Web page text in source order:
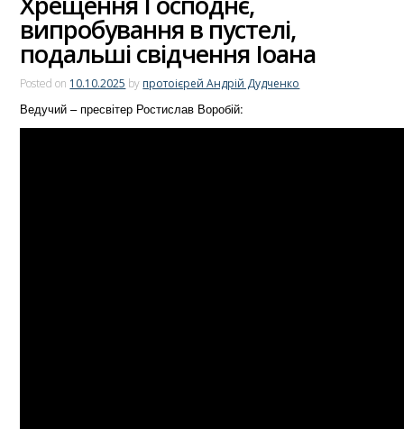
випробування в пустелі,
подальші свідчення Іоана
Posted on 10.10.2025 by протоієрей Андрій Дудченко
Ведучий – пресвітер Ростислав Воробій: